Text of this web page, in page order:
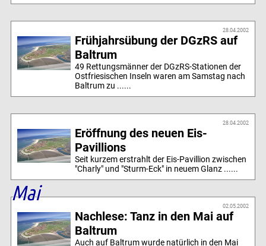
28.04.2002
Frühjahrsübung der DGzRS auf
Baltrum
49 Rettungsmänner der DGzRS-Stationen der
Ostfriesischen Inseln waren am Samstag nach
Baltrum zu ......
28.04.2002
Eröffnung des neuen Eis-
Pavillions
Seit kurzem erstrahlt der Eis-Pavillion zwischen
"Charly" und "Sturm-Eck" in neuem Glanz ......
Mai
02.05.2002
Nachlese: Tanz in den Mai auf
Baltrum
Auch auf Baltrum wurde natürlich in den Mai